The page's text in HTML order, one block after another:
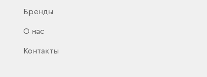
Бренды
О нас
Контакты